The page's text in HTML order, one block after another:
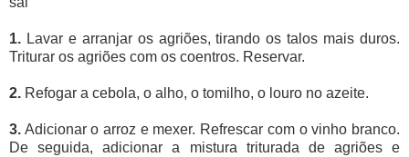
1. Lavar e arranjar os agriões, tirando os talos mais duros.
Triturar os agriões com os coentros. Reservar.
2. Refogar a cebola, o alho, o tomilho, o louro no azeite.
3. Adicionar o arroz e mexer. Refrescar com o vinho branco.
De seguida, adicionar a mistura triturada de agriões e